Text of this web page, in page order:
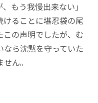
もう我慢出来ない」
けることに堪忍袋の尾
の声明でしたが、む
なら沈黙を守っていた
ん。